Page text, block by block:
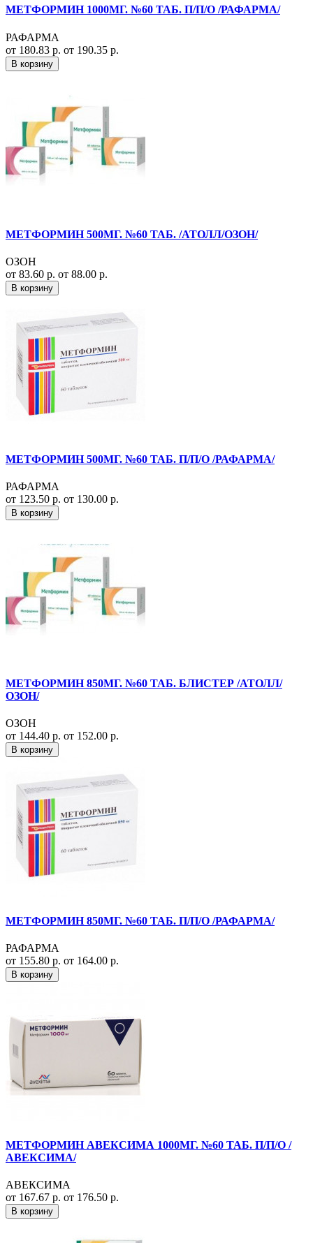
МЕТФОРМИН 1000МГ. №60 ТАБ. П/П/О /РАФАРМА/
РАФАРМА
от 180.83 р. от 190.35 р.
В корзину
МЕТФОРМИН 500МГ. №60 ТАБ. /АТОЛЛ/ОЗОН/
ОЗОН
от 83.60 р. от 88.00 р.
В корзину
МЕТФОРМИН 500МГ. №60 ТАБ. П/П/О /РАФАРМА/
РАФАРМА
от 123.50 р. от 130.00 р.
В корзину
МЕТФОРМИН 850МГ. №60 ТАБ. БЛИСТЕР /АТОЛЛ/
ОЗОН/
ОЗОН
от 144.40 р. от 152.00 р.
В корзину
МЕТФОРМИН 850МГ. №60 ТАБ. П/П/О /РАФАРМА/
РАФАРМА
от 155.80 р. от 164.00 р.
В корзину
МЕТФОРМИН АВЕКСИМА 1000МГ. №60 ТАБ. П/П/О /
АВЕКСИМА/
АВЕКСИМА
от 167.67 р. от 176.50 р.
В корзину